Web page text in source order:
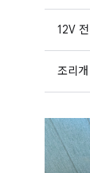
12V
조리개